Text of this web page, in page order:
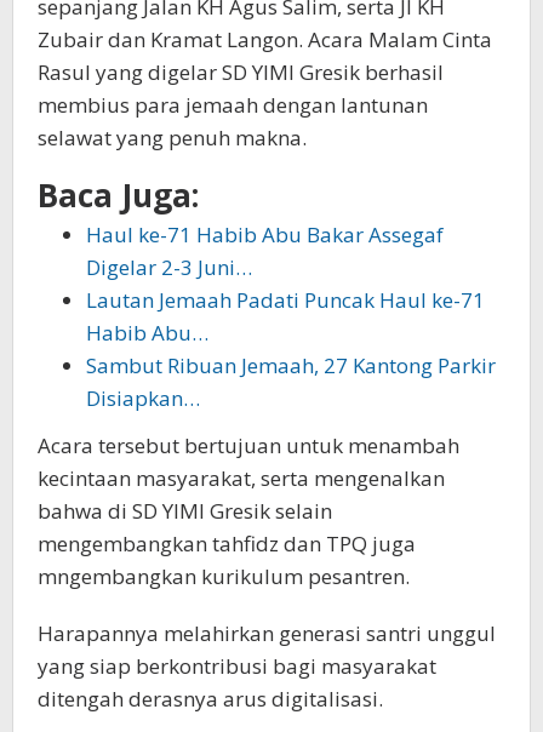
sepanjang Jalan KH Agus Salim, serta Jl KH
Zubair dan Kramat Langon. Acara Malam Cinta
Rasul yang digelar SD YIMI Gresik berhasil
membius para jemaah dengan lantunan
selawat yang penuh makna.
Baca Juga:
Haul ke-71 Habib Abu Bakar Assegaf
Digelar 2-3 Juni…
Lautan Jemaah Padati Puncak Haul ke-71
Habib Abu…
Sambut Ribuan Jemaah, 27 Kantong Parkir
Disiapkan…
Acara tersebut bertujuan untuk menambah
kecintaan masyarakat, serta mengenalkan
bahwa di SD YIMI Gresik selain
mengembangkan tahfidz dan TPQ juga
mngembangkan kurikulum pesantren.
Harapannya melahirkan generasi santri unggul
yang siap berkontribusi bagi masyarakat
ditengah derasnya arus digitalisasi.